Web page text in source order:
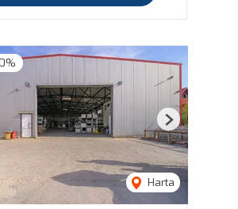
Harta
Next